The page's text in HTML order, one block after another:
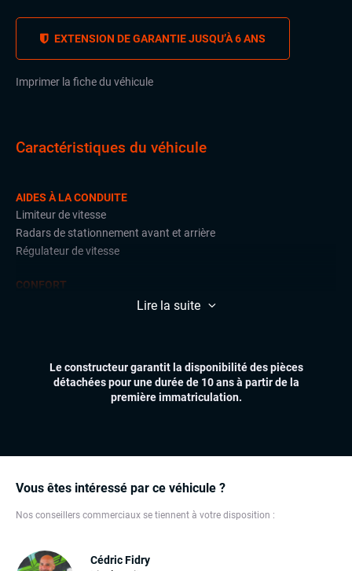
EXTENSION DE GARANTIE JUSQU’À 6 ANS
Imprimer la fiche du véhicule
Vous êtes intéressé par ce véhicule ?
Nos conseillers commerciaux se tiennent à votre disposition :
Cédric Fidry
Caractéristiques du véhicule
AIDES À LA CONDUITE
Limiteur de vitesse
Radars de stationnement avant et arrière
Régulateur de vitesse
CONFORT
Écran tactile
EXTÉRIEUR
Feux de jour à LED
Vitres arrières surteintées
Commandes au volant
Lire la suite
Le constructeur garantit la disponibilité des pièces
détachées pour une durée de 10 ans à partir de la
première immatriculation.